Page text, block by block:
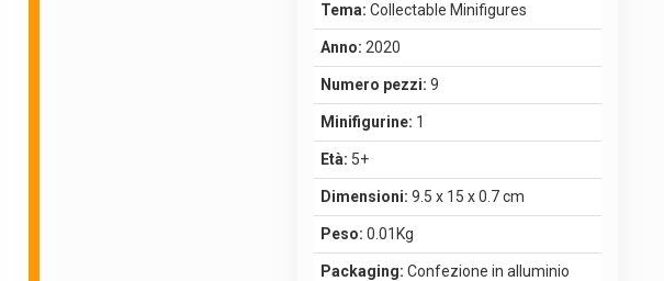
Tema: Collectable Minifigures
Anno: 2020
Numero pezzi: 9
Minifigurine: 1
Età: 5+
Dimensioni: 9.5 x 15 x 0.7 cm
Peso: 0.01Kg
Packaging: Confezione in alluminio